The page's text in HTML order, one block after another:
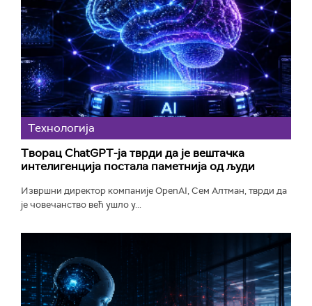
Технологијa
Творац ChatGPT-ја тврди да је вештачка
интелигенција постала паметнија од људи
Извршни директор компаније OpenAI, Сем Алтман, тврди да
је човечанство већ ушло у...